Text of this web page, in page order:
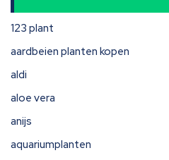
123 plant
aardbeien planten kopen
aldi
aloe vera
anijs
aquariumplanten